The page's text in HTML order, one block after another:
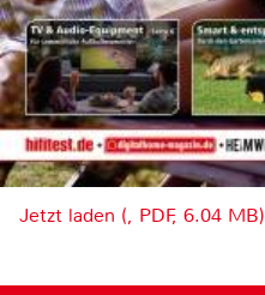
Jetzt laden (, PDF, 6.04 MB)